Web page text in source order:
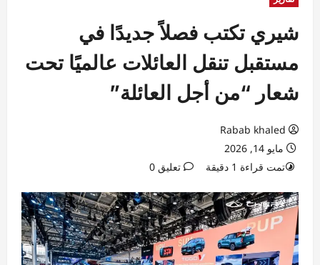
شيري تكتب فصلاً جديدًا في
مستقبل تنقل العائلات عالميًا تحت
شعار “من أجل العائلة”
Rabab khaled
مايو 14, 2026
تمت قراءة 1 دقيقة
تعليق 0